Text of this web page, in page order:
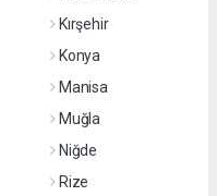
Kırşehir
Konya
Manisa
Muğla
Niğde
Rize